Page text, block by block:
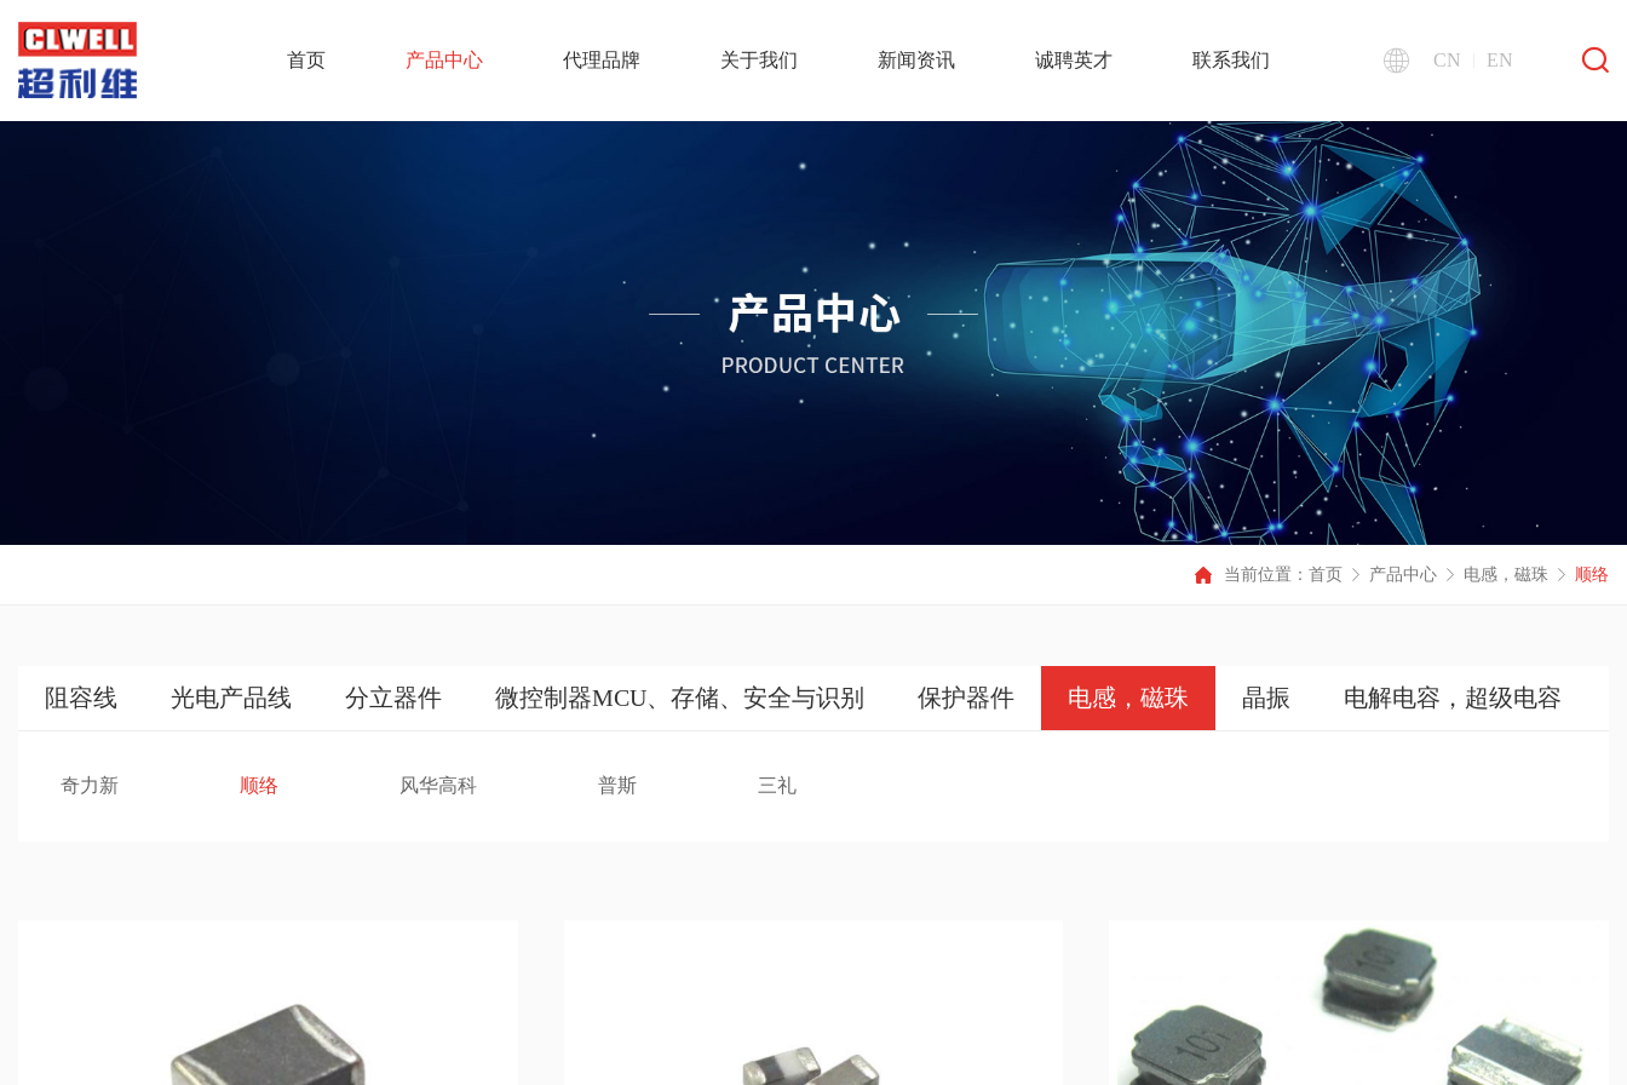
首页 产品中心 代理品牌 关于我们 新闻资讯 诚聘英才 联系我们 CN EN
当前位置： 首页 产品中心 电感，磁珠 顺络
阻容线 光电产品线 分立器件 微控制器MCU、存储、安全与识别 保护器件 电感，磁珠 晶振 电解电容，超级电容
奇力新 顺络 风华高科 普斯 三礼